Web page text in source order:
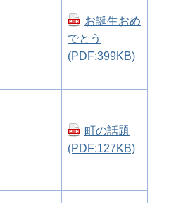
お誕生おめ
でとう
(PDF:399KB)
町の話題
(PDF:127KB)